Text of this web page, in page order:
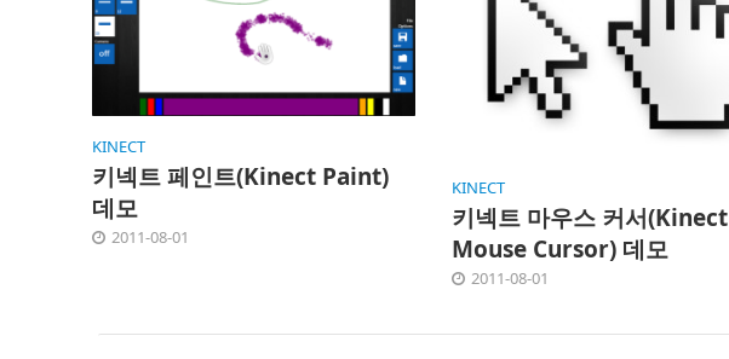
KINECT
키넥트 페인트(Kinect Paint)
데모
2011-08-01
KINECT
키넥트 마우스 커서(Kinect
Mouse Cursor) 데모
2011-08-01